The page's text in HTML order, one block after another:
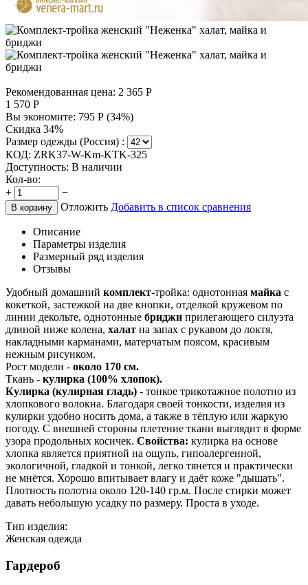
Рекомендованная цена: 2 365 Р
1 570 Р
Вы экономите: 795 Р (34%)
Скидка 34%
Размер одежды (Россия) :
КОД: ZRK37-W-Km-KTK-325
Доступность: В наличии
Кол-во:
+
−
В корзину Отложить Добавить в список сравнения
Описание
Параметры изделия
Размерный ряд изделия
Отзывы
Удобный домашний комплект-тройка: однотонная майка с
кокеткой, застежкой на две кнопки, отделкой кружевом по
линии декольте, однотонные бриджи прилегающего силуэта
длиной ниже колена, халат на запах с рукавом до локтя,
накладными карманами, матерчатым поясом, красивым
нежным рисунком.
Рост модели - около 170 см.
Ткань - кулирка (100% хлопок).
Кулирка (кулирная гладь) - тонкое трикотажное полотно из
хлопкового волокна. Благодаря своей тонкости, изделия из
кулирки удобно носить дома, а также в тёплую или жаркую
погоду. С внешней стороны плетение ткани выглядит в форме
узора продольных косичек. Свойства: кулирка на основе
хлопка является приятной на ощупь, гипоалергенной,
экологичной, гладкой и тонкой, легко тянется и практически
не мнётся. Хорошо впитывает влагу и даёт коже "дышать".
Плотность полотна около 120-140 гр.м. После стирки может
давать небольшую усадку по размеру. Проста в уходе.
Тип изделия:
Женская одежда
Гардероб